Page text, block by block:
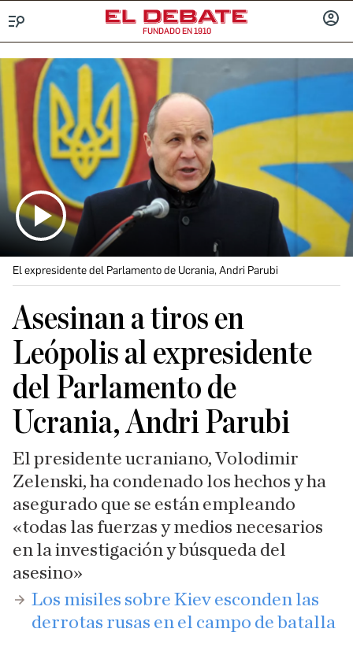
FUNDADO EN 1910
El expresidente del Parlamento de Ucrania, Andri Parubi
Asesinan a tiros en
Leópolis al expresidente
del Parlamento de
Ucrania, Andri Parubi
El presidente ucraniano, Volodimir
Zelenski, ha condenado los hechos y ha
asegurado que se están empleando
«todas las fuerzas y medios necesarios
en la investigación y búsqueda del
asesino»
​Los misiles sobre Kiev esconden las
derrotas rusas en el campo de batalla